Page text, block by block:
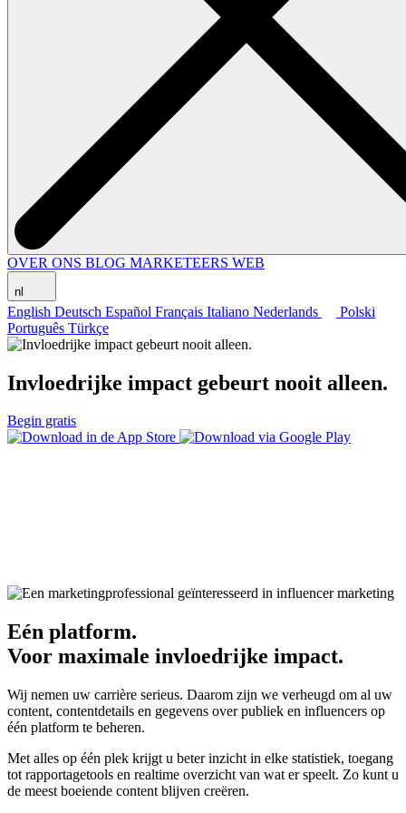
OVER ONS BLOG MARKETEERS WEB
nl
English Deutsch Español Français Italiano Nederlands
Polski
Português Türkçe
Invloedrijke impact gebeurt nooit alleen.
Begin gratis
Eén platform.
Voor maximale invloedrijke impact.
Wij nemen uw carrière serieus. Daarom zijn we verheugd om al uw
content, contentdetails en gegevens over publiek en influencers op
één platform te beheren.
Met alles op één plek krijgt u beter inzicht in elke statistiek, toegang
tot rapportagetools en realtime overzicht van wat er speelt. Zo kunt u
de meest boeiende content blijven creëren.